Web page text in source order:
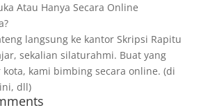
Atau Hanya Secara Online
langsung ke kantor Skripsi Rapitu
sekalian silaturahmi. Buat yang
kami bimbing secara online. (di
dll)